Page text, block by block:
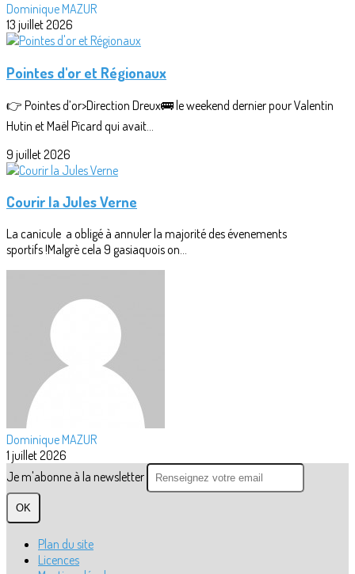
Dominique MAZUR
13 juillet 2026
Pointes d'or et Régionaux
👉 Pointes d’or>Direction Dreux🚌 le weekend dernier pour Valentin
Hutin et Maël Picard qui avait...
9 juillet 2026
Courir la Jules Verne
La canicule a obligé à annuler la majorité des évenements
sportifs !Malgrè cela 9 gasiaquois on...
Dominique MAZUR
1 juillet 2026
Je m'abonne à la newsletter
OK
Plan du site
Licences